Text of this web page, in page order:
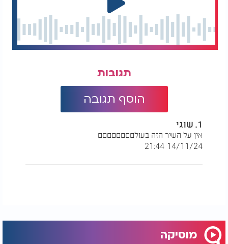
תגובות
הוסף תגובה
1. שוגי
אין על השיר הזה בעולםםםםםםםם
14/11/24 21:44
מוסיקה